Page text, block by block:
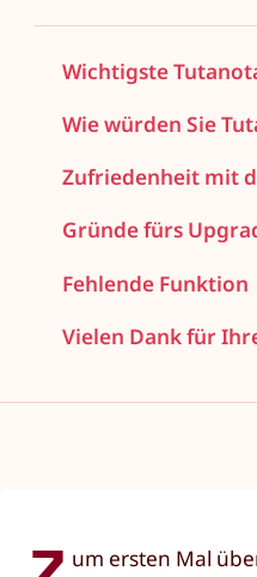
Wichtigste
Wie würden Sie
Zufriedenheit mit
Gründe fürs
Fehlende Funktion
Vielen Dank für
um ersten Mal